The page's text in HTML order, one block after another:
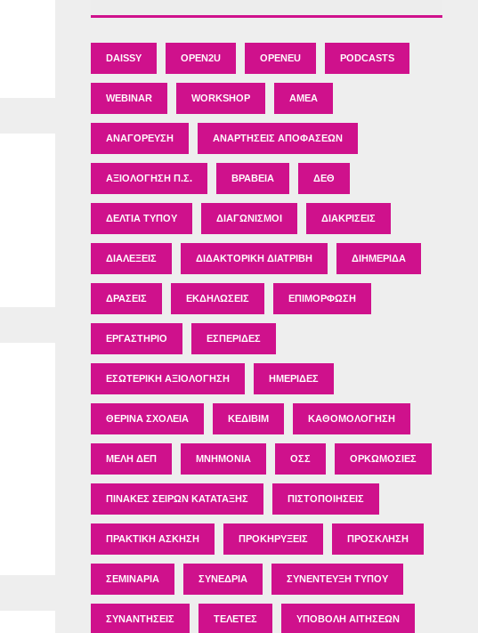
DAISSY OPEN2U OPENEU PODCASTS
WEBINAR WORKSHOP ΑΜΕΑ
ΑΝΑΓΌΡΕΥΣΗ ΑΝΑΡΤΉΣΕΙΣ ΑΠΟΦΆΣΕΩΝ
ΑΞΙΟΛΌΓΗΣΗ Π.Σ. ΒΡΑΒΕΊΑ ΔΕΘ
ΔΕΛΤΊΑ ΤΎΠΟΥ ΔΙΑΓΩΝΙΣΜΟΊ ΔΙΑΚΡΊΣΕΙΣ
ΔΙΑΛΈΞΕΙΣ ΔΙΔΑΚΤΟΡΙΚΉ ΔΙΑΤΡΙΒΉ ΔΙΗΜΕΡΊΔΑ
ΔΡΆΣΕΙΣ ΕΚΔΗΛΏΣΕΙΣ ΕΠΙΜΌΡΦΩΣΗ
ΕΡΓΑΣΤΉΡΙΟ ΕΣΠΕΡΊΔΕΣ
ΕΣΩΤΕΡΙΚΉ ΑΞΙΟΛΌΓΗΣΗ ΗΜΕΡΊΔΕΣ
ΘΕΡΙΝΆ ΣΧΟΛΕΊΑ ΚΕΔΙΒΙΜ ΚΑΘΟΜΟΛΌΓΗΣΗ
ΜΈΛΗ ΔΕΠ ΜΝΗΜΌΝΙΑ ΟΣΣ ΟΡΚΩΜΟΣΊΕΣ
ΠΊΝΑΚΕΣ ΣΕΙΡΏΝ ΚΑΤΆΤΑΞΗΣ ΠΙΣΤΟΠΟΙΉΣΕΙΣ
ΠΡΑΚΤΙΚΉ ΆΣΚΗΣΗ ΠΡΟΚΗΡΎΞΕΙΣ ΠΡΌΣΚΛΗΣΗ
ΣΕΜΙΝΆΡΙΑ ΣΥΝΈΔΡΙΑ ΣΥΝΈΝΤΕΥΞΗ ΤΎΠΟΥ
ΣΥΝΑΝΤΉΣΕΙΣ ΤΕΛΕΤΈΣ ΥΠΟΒΟΛΉ ΑΙΤΉΣΕΩΝ